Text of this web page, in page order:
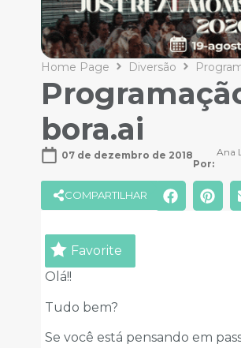
Home Page Diversão
bora.ai
07 de dezembro de 2018
Por:
Ana
COMPARTILHAR
Favorite
Olá!!
Tudo bem?
Se você está pensando em